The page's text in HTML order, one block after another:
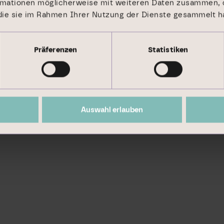
möglicherweise mit weiteren Daten zusammen,
sie im Rahmen Ihrer Nutzung der Dienste gesammelt
Präferenzen Statistiken
Auswahl erlauben
zum Thema Nachhaltigkeit und nimmt
die Branicks Group AG Unterzeichner der UN
Nachhaltigkeitszertifikaten wie DGNB,